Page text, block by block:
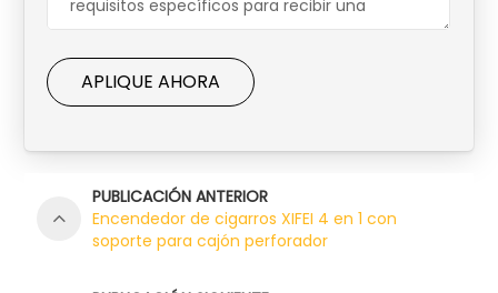
APLIQUE AHORA
PUBLICACIÓN ANTERIOR
Encendedor de cigarros XIFEI 4 en 1 con
soporte para cajón perforador